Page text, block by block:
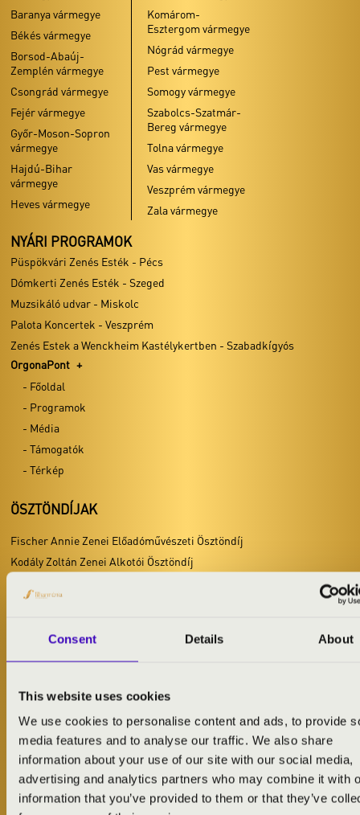
Consent Details About
This website uses cookies
We use cookies to personalise content and ads, to provide
media features and to analyse our traffic. We also share
information about your use of our site with our social media,
advertising and analytics partners who may combine it with
information that you’ve provided to them or that they’ve
Baranya vármegye
Békés vármegye
Borsod-Abaúj-
Zemplén vármegye
Csongrád vármegye
Fejér vármegye
Győr-Moson-Sopron
vármegye
Hajdú-Bihar
vármegye
Heves vármegye
Komárom-
Esztergom vármegye
Nógrád vármegye
Pest vármegye
Somogy vármegye
Szabolcs-Szatmár-
Bereg vármegye
Tolna vármegye
Vas vármegye
Veszprém vármegye
Zala vármegye
NYÁRI PROGRAMOK
Püspökvári Zenés Esték - Pécs
Dómkerti Zenés Esték - Szeged
Muzsikáló udvar - Miskolc
Palota Koncertek - Veszprém
Zenés Estek a Wenckheim Kastélykertben - Szabadkígyós
OrgonaPont
- Főoldal
- Programok
- Média
- Támogatók
- Térkép
ÖSZTÖNDÍJAK
Fischer Annie Zenei Előadóművészeti Ösztöndíj
Kodály Zoltán Zenei Alkotói Ösztöndíj
MUSTRA – Klasszik Street
- A versenyről
- Díjak
- Versenyszabályzat
Liszt Ferenc Nemzetközi
Zongoraverseny
Püspökvári Zenés Esték - Pécs
Dómkerti Zenés Esték - Szeged
Muzsikáló udvar - Miskolc
Palota Koncertek - Veszprém
Zenés Estek a Wenckheim Kastélykertben -
Szabadkígyós
OrgonaPont
- Főoldal
- Programok
- Média
- Támogatók
- Térkép
ÖSZTÖNDÍJAK
Fischer Annie Zenei Előadóművészeti
Ösztöndíj
Kodály Zoltán Zenei Alkotói Ösztöndíj
Lakatos Ablakos Dezső Jazz
Előadóművészeti Ösztöndíj
VERSENYEK
- A versenyről
- Versenykiírás
- Programok
- Versenyszabályzat
Liszt Ferenc Nemzetközi
- Zsűritagok
- Támogatók és Partnerek
- Versenykiírás
- Jelentkezés
- Versenyszabályzat